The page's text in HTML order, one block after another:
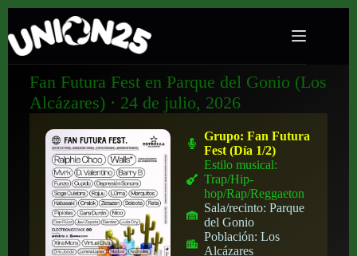
Fan Futura Fest en Parque del Gonio (Los
Alcázares) · 24 de julio, 2026
Grupo:Fan Futura
Fest (Día 1/2)
Estilo musical:
Trap/Hip-
hop/Rap/Reggaeton
Sala/recinto:Parque
del Gonio
Población:Los
Alcázares